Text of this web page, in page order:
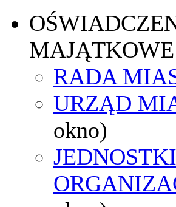
MAJĄTKOWE
RADA
URZĄD
okno)
JEDNOSTKI